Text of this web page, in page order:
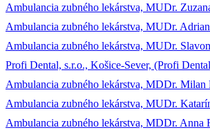
Ambulancia zubného lekárstva, MUDr.
Ambulancia zubného lekárstva, MUDr.
Ambulancia zubného lekárstva, MUDr.
Profi Dental, s.r.o., Košice-Sever, (Profi
Ambulancia zubného lekárstva, MDDr.
Ambulancia zubného lekárstva, MUDr.
Ambulancia zubného lekárstva, MDDr.